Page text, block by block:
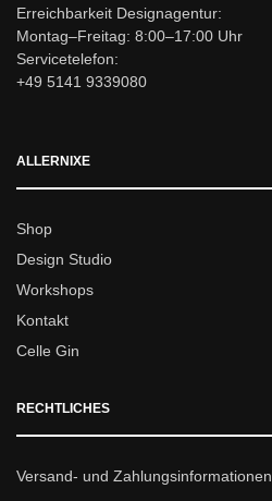
Erreichbarkeit Designagentur:
Montag–Freitag: 8:00–17:00 Uhr
Servicetelefon:
+49 5141 9339080
ALLERNIXE
Shop
Design Studio
Workshops
Kontakt
Celle Gin
RECHTLICHES
Versand- und Zahlungsinformationen